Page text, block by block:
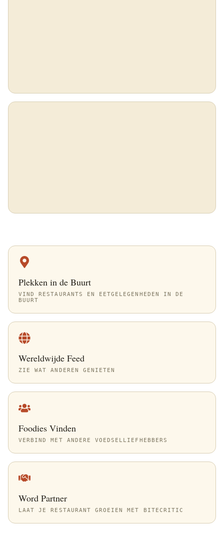
Plekken in de Buurt
VIND RESTAURANTS EN EETGELEGENHEDEN IN DE
BUURT
Wereldwijde Feed
ZIE WAT ANDEREN GENIETEN
Foodies Vinden
VERBIND MET ANDERE VOEDSELLIEFHEBBERS
Word Partner
LAAT JE RESTAURANT GROEIEN MET BITECRITIC